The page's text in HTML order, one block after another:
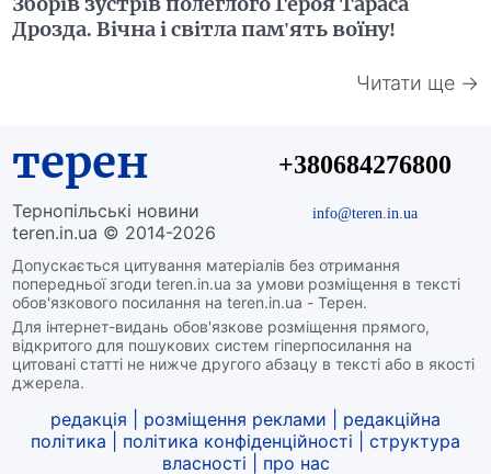
Дрозда. Вічна і світла пам'ять воїну!
Читати ще →
терен
Тернопільські новини
teren.in.ua © 2014-2026
Допускається цитування матеріалів без отримання
попередньої згоди teren.in.ua за умови розміщення в тексті
обов'язкового посилання на teren.in.ua - Терен.
Для інтернет-видань обов'язкове розміщення прямого,
відкритого для пошукових систем гіперпосилання на
цитовані статті не нижче другого абзацу в тексті або в якості
джерела.
+380684276800
info@teren.in.ua
редакція розміщення реклами
редакційна
політика
політика конфіденційності
структура
власності
про нас